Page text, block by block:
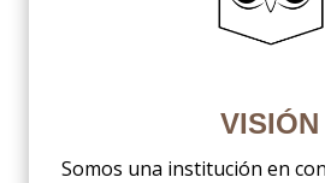
VISIÓN
Somos una institución en